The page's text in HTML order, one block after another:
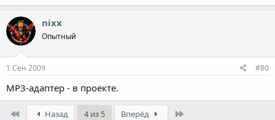
nixx
Опытный
1 Сен 2009 #80
MP3-адаптер - в проекте.
Назад 4 из 5 Вперёд